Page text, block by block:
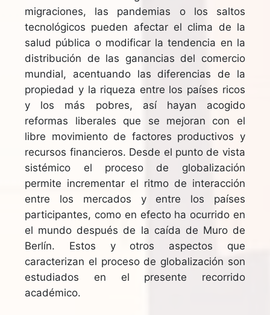
migraciones, las pandemias o los saltos
tecnológicos pueden afectar el clima de la
salud pública o modificar la tendencia en la
distribución de las ganancias del comercio
mundial, acentuando las diferencias de la
propiedad y la riqueza entre los países ricos
y los más pobres, así hayan acogido
reformas liberales que se mejoran con el
libre movimiento de factores productivos y
recursos financieros. Desde el punto de vista
sistémico el proceso de globalización
permite incrementar el ritmo de interacción
entre los mercados y entre los países
participantes, como en efecto ha ocurrido en
el mundo después de la caída de Muro de
Berlín. Estos y otros aspectos que
caracterizan el proceso de globalización son
estudiados en el presente recorrido
académico.